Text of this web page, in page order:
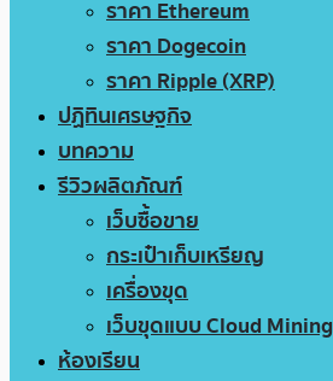
ราคา Ethereum
ราคา Dogecoin
ราคา Ripple (XRP)
ปฏิทินเศรษฐกิจ
บทความ
รีวิวผลิตภัณฑ์
เว็บซื้อขาย
กระเป๋าเก็บเหรียญ
เครื่องขุด
เว็บขุดแบบ Cloud Mining
ห้องเรียน